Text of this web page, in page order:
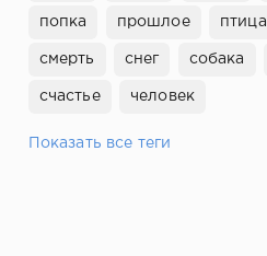
попка прошлое птица
смерть снег собака
счастье человек
Показать все теги